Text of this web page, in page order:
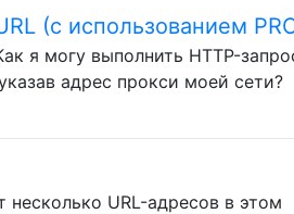
(с использованием
я могу выполнить HTTP-
адрес прокси моей сети?
URL-адресов в этом